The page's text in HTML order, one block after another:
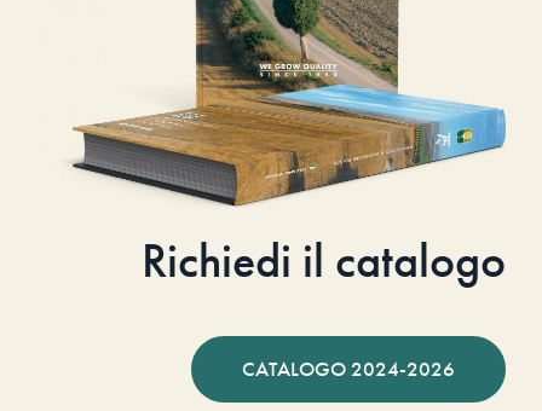
Richiedi il catalogo
CATALOGO 2024-2026